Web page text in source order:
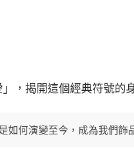
，揭開這個經典符號的
何演變至今，成為我們飾